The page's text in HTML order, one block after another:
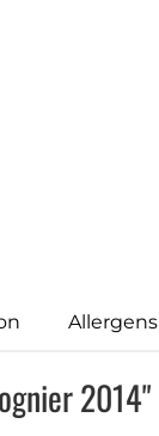
Allergens
2014"